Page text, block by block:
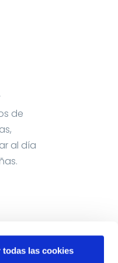
todas las cookies
de
al día